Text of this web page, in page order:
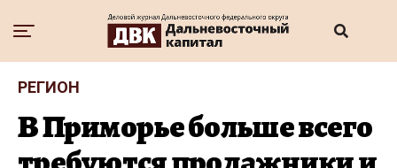
РЕГИОН
В Приморье больше всего